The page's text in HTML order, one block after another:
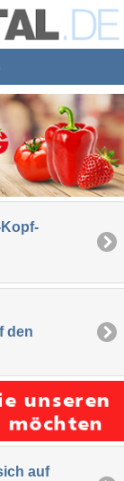
den
auf